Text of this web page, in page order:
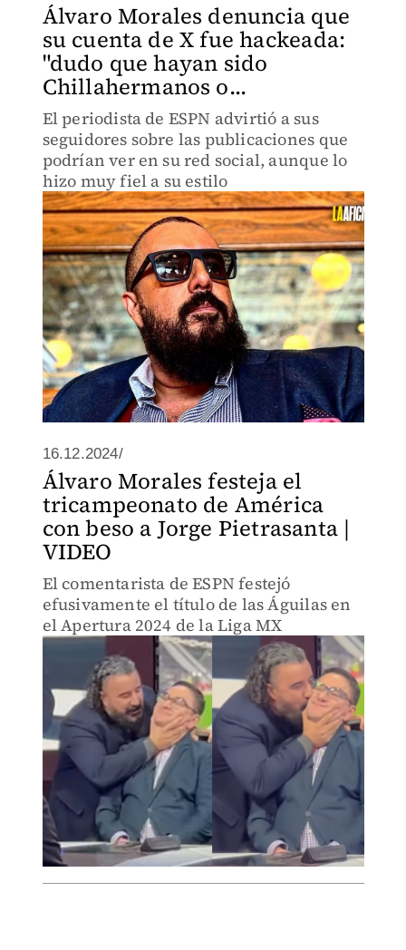
Álvaro Morales denuncia que
su cuenta de X fue hackeada:
"dudo que hayan sido
Chillahermanos o...
El periodista de ESPN advirtió a sus
seguidores sobre las publicaciones que
podrían ver en su red social, aunque lo
hizo muy fiel a su estilo
16.12.2024/
Álvaro Morales festeja el
tricampeonato de América
con beso a Jorge Pietrasanta |
VIDEO
El comentarista de ESPN festejó
efusivamente el título de las Águilas en
el Apertura 2024 de la Liga MX